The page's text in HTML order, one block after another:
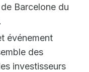
Barcelone du
événement
des
investisseurs